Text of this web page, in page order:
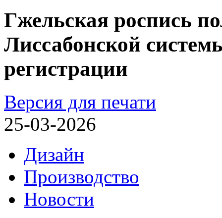
Гжельская роспись
Лиссабонской
регистрации
Версия для печати
25-03-2026
Дизайн
Производство
Новости